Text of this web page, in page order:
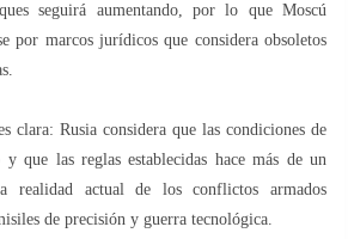
seguirá aumentando, por lo que Moscú
por marcos jurídicos que considera obsoletos
clara: Rusia considera que las condiciones de
que las reglas establecidas hace más de un
actual de los conflictos armados
de precisión y guerra tecnológica.